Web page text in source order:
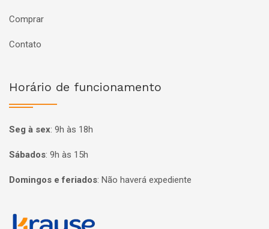
Comprar
Contato
Horário de funcionamento
Seg à sex: 9h às 18h
Sábados: 9h às 15h
Domingos e feriados: Não haverá expediente
Página inicial